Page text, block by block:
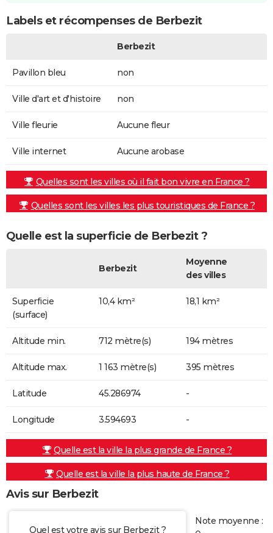
Labels et récompenses de Berbezit
Berbezit
Pavillon bleu non
Ville d'art et d'histoire non
Ville fleurie Aucune fleur
Ville internet Aucune arobase
Quelles sont les villes où il fait bon vivre en France ?
Quelles sont les villes les plus touristiques de France ?
Quelle est la superficie de Berbezit ?
Berbezit
Moyenne
des villes
Superficie
(surface)
10,4 km² 18,1 km²
Altitude min. 712 mètre(s) 194 mètres
Altitude max. 1 163 mètre(s) 395 mètres
Latitude 45.286974 -
Longitude 3.594693 -
Quelle est la ville la plus grande de France ?
Quelle est la ville la plus haute de France ?
Avis sur Berbezit
Quel est votre avis sur Berbezit ?
Note moyenne :